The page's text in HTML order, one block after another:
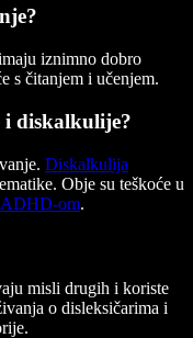
iznimno dobro
s čitanjem i učenjem.
i diskalkulije?
Diskalkulija
Obje su teškoće u
ADHD-om.
misli drugih i koriste
o disleksičarima i